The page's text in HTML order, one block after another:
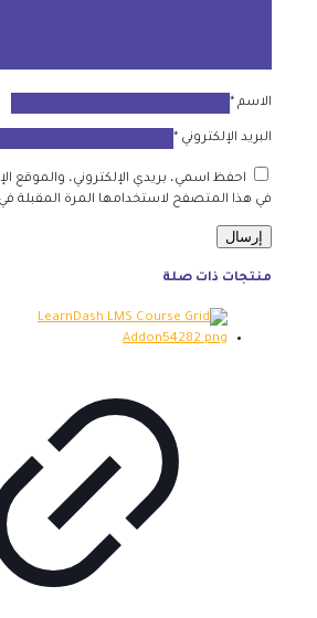
الاسم *
البريد الإلكتروني *
احفظ اسمي، بريدي الإلكتروني، والموقع
في هذا المتصفح لاستخدامها المرة المقبلة في
منتجات ذات صلة